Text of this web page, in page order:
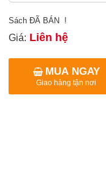
Sách ĐÃ BÁN !
Giá: Liên hệ
MUA NGAY
Giao hàng tận nơi